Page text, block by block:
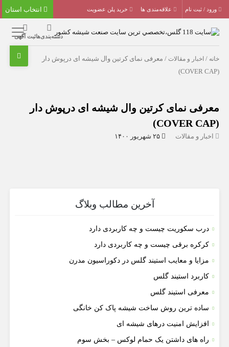
ورود / ثبت نام علاقه‌مندی ها خرید پلن عضویت
دسته‌بندی‌هاثبت آگهی
خانه/اخبار و مقالات/ معرفی نمای کرتین وال شیشه ای درپوش دار
معرفی نمای کرتین وال شیشه ای درپوش دار
اخبار و مقالات
آخرین مطالب وبلاگ
درب سکوریت چیست و چه کاربردی دارد
کرکره برقی چیست و چه کاربردی دارد
مزایا و معایب استیند گلس در دکوراسیون مدرن
کاربرد استیند گلس
معرفی استیند گلس
ساده ترین روش ساخت شیشه پاک کن خانگی
افزایش امنیت درهای شیشه ای
راه های داشتن یک حمام لوکس – بخش سوم